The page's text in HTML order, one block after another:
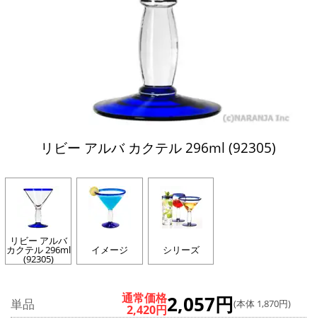
リビー アルバ カクテル 296ml (92305)
リビー アルバ
カクテル 296ml
(92305)
イメージ シリーズ
単品 通常価格
2,420円2,057円(本体 1,870円)